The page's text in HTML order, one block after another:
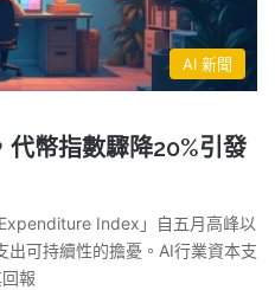
AI 新聞
幣指數驟降20%引發
Index」自五月高峰以
出可持續性的擔憂。AI行業資本支
報